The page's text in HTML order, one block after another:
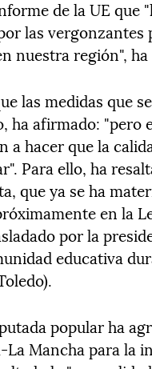
de la UE que
las vergonzantes
nuestra región",
las medidas que
ha afirmado: "pero
a hacer que la
Para ello, ha
que ya se ha
en la
por la
educativa
popular ha
Mancha para la